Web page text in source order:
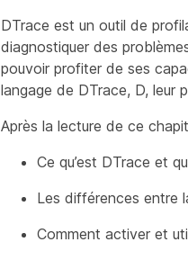
DTrace est un outil de
diagnostiquer des
pouvoir profiter de ses
langage de DTrace, D, leur
Après la lecture de ce
Ce qu’est DTrace et
Les différences entre
Comment activer et